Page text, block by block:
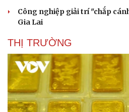
Công nghiệp giải trí "chắp
Gia Lai
THỊ TRƯỜNG